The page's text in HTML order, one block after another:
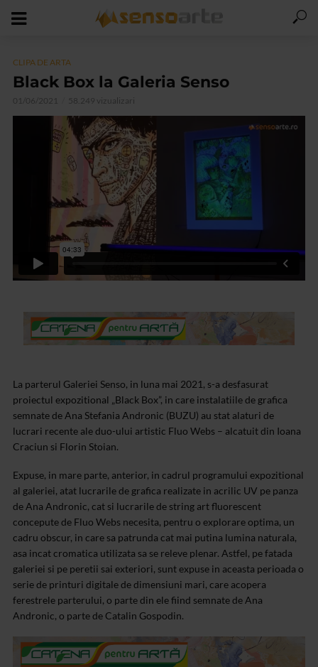
CLIPA DE ARTA
Black Box la Galeria Senso
01/06/2021 58.249 vizualizari
La parterul Galeriei Senso, in luna mai 2021, s-a desfasurat
proiectul expozitional „Black Box”, in care instalatiile de grafica
semnate de Ana Stefania Andronic (BUZU) au stat alaturi de
lucrari recente ale duo-ului artistic Fluo Webs – alcatuit din Ioana
Craciun si Florin Stoian.
Expuse, in mare parte, anterior, in cadrul programului expozitional
al galeriei, atat lucrarile de grafica realizate in acrilic UV pe panza
de Ana Andronic, cat si lucrarile de string art fluorescent
concepute de Fluo Webs necesita, pentru o explorare optima, un
cadru obscur, in care sa patrunda cat mai putina lumina naturala,
asa incat cromatica utilizata sa se releve plenar. Astfel, pe fatada
galeriei si pe peretii sai exteriori, sunt expuse in aceasta perioada o
serie de printuri digitale de dimensiuni mari, care acopera
ferestrele parterului, o parte din ele fiind semnate de Ana
Andronic, o parte de Catalin Gospodin.